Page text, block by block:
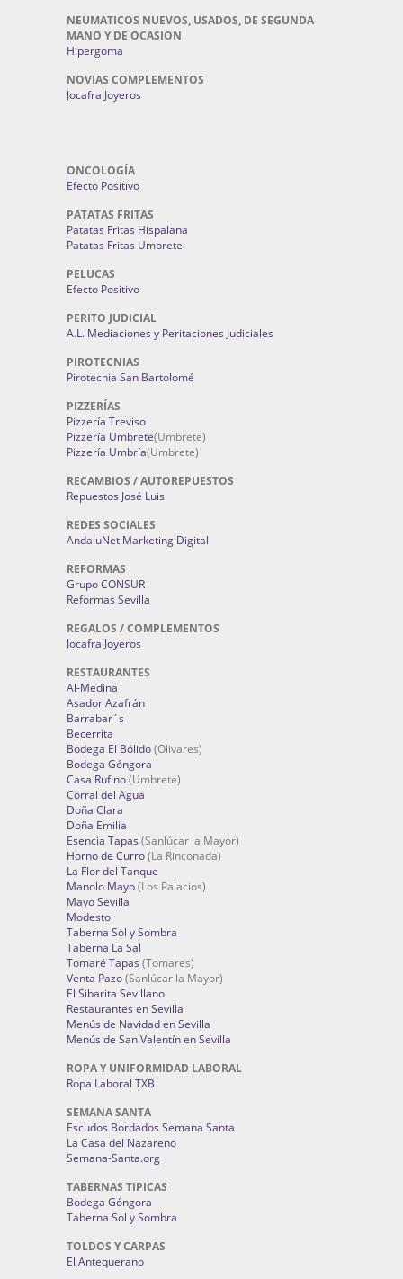
NEUMATICOS NUEVOS, USADOS, DE SEGUNDA
MANO Y DE OCASION
Hipergoma
NOVIAS COMPLEMENTOS
Jocafra Joyeros
ONCOLOGÍA
Efecto Positivo
PATATAS FRITAS
Patatas Fritas Hispalana
Patatas Fritas Umbrete
PELUCAS
Efecto Positivo
PERITO JUDICIAL
A.L. Mediaciones y Peritaciones Judiciales
PIROTECNIAS
Pirotecnia San Bartolomé
PIZZERÍAS
Pizzería Treviso
Pizzería Umbrete(Umbrete)
Pizzería Umbría(Umbrete)
RECAMBIOS / AUTOREPUESTOS
Repuestos José Luis
REDES SOCIALES
AndaluNet Marketing Digital
REFORMAS
Grupo CONSUR
Reformas Sevilla
REGALOS / COMPLEMENTOS
Jocafra Joyeros
RESTAURANTES
Al-Medina
Asador Azafrán
Barrabar´s
Becerrita
Bodega El Bólido(Olivares)
Bodega Góngora
Casa Rufino(Umbrete)
Corral del Agua
Doña Clara
Doña Emilia
Esencia Tapas (Sanlúcar la Mayor)
Horno de Curro(La Rinconada)
La Flor del Tanque
Manolo Mayo(Los Palacios)
Mayo Sevilla
Modesto
Taberna Sol y Sombra
Taberna La Sal
Tomaré Tapas (Tomares)
Venta Pazo(Sanlúcar la Mayor)
El Sibarita Sevillano
Restaurantes en Sevilla
Menús de Navidad en Sevilla
Menús de San Valentín en Sevilla
ROPA Y UNIFORMIDAD LABORAL
Ropa Laboral TXB
SEMANA SANTA
Escudos Bordados Semana Santa
La Casa del Nazareno
Semana-Santa.org
TABERNAS TIPICAS
Bodega Góngora
Taberna Sol y Sombra
TOLDOS Y CARPAS
El Antequerano